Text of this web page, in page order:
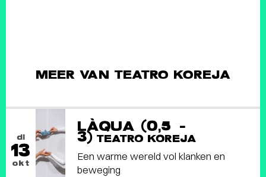
MEER VAN TEATRO KOREJA
di
13
okt
LÀQUA (0,5 -
3) TEATRO KOREJA
Een warme wereld vol klanken en
beweging